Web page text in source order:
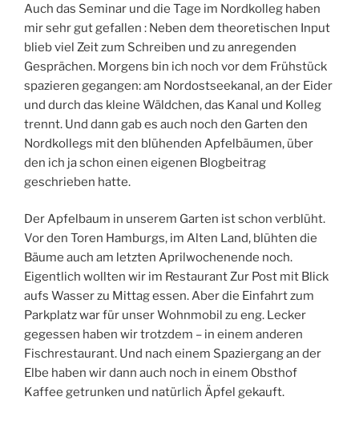
Auch das Seminar und die Tage im Nordkolleg haben
mir sehr gut gefallen : Neben dem theoretischen Input
blieb viel Zeit zum Schreiben und zu anregenden
Gesprächen. Morgens bin ich noch vor dem Frühstück
spazieren gegangen: am Nordostseekanal, an der Eider
und durch das kleine Wäldchen, das Kanal und Kolleg
trennt. Und dann gab es auch noch den Garten den
Nordkollegs mit den blühenden Apfelbäumen, über
den ich ja schon einen eigenen Blogbeitrag
geschrieben hatte.
Der Apfelbaum in unserem Garten ist schon verblüht.
Vor den Toren Hamburgs, im Alten Land, blühten die
Bäume auch am letzten Aprilwochenende noch.
Eigentlich wollten wir im Restaurant Zur Post mit Blick
aufs Wasser zu Mittag essen. Aber die Einfahrt zum
Parkplatz war für unser Wohnmobil zu eng. Lecker
gegessen haben wir trotzdem – in einem anderen
Fischrestaurant. Und nach einem Spaziergang an der
Elbe haben wir dann auch noch in einem Obsthof
Kaffee getrunken und natürlich Äpfel gekauft.